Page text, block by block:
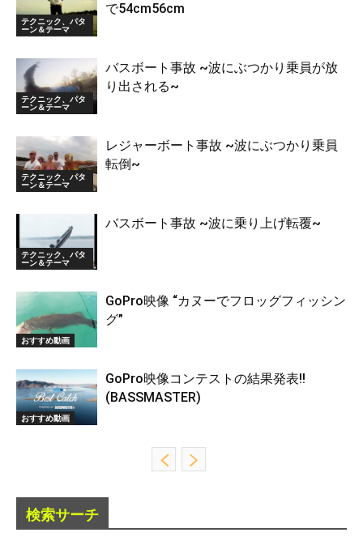
テクニック、パタ
ーン＆テーマ
で54cm56cm
テクニック、パタ
ーン＆テーマ
バスボート事故 ~波にぶつかり乗員が放
り出される~
テクニック、パタ
ーン＆テーマ
レジャーボート事故 ~波にぶつかり乗員
転倒~
テクニック、パタ
ーン＆テーマ
バスボート事故 ~波に乗り上げ転覆~
おすすめ動画
GoPro映像 “カヌーでフロッグフィッシン
グ”
おすすめ動画
GoPro映像コンテストの結果発表!!
(BASSMASTER)
検索サーチ